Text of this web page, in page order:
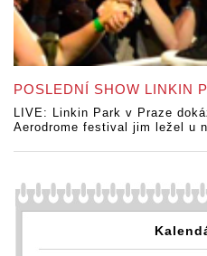
POSLEDNÍ SHOW LINKIN
LIVE: Linkin Park v Praze
Aerodrome festival jim ležel u